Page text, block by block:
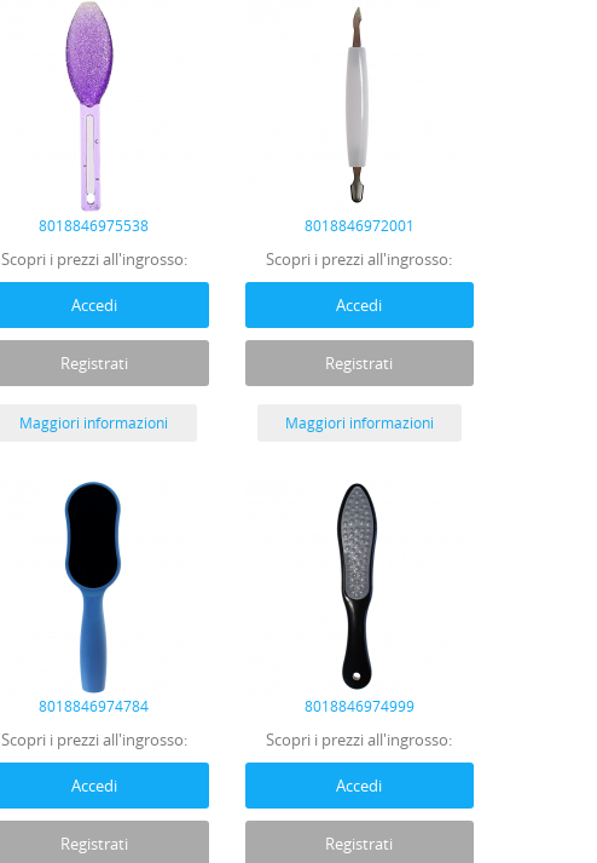
8018846975538
Scopri i prezzi all'ingrosso:
Accedi
Registrati
Maggiori informazioni
8018846972001
Scopri i prezzi all'ingrosso:
Accedi
Registrati
Maggiori informazioni
8018846974784
Scopri i prezzi all'ingrosso:
Accedi
Registrati
8018846974999
Scopri i prezzi all'ingrosso:
Accedi
Registrati